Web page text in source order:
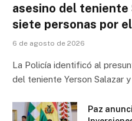
asesino del teniente
siete personas por
6 de agosto de 2026
La Policía identificó al
del teniente Yerson Salazar
Paz